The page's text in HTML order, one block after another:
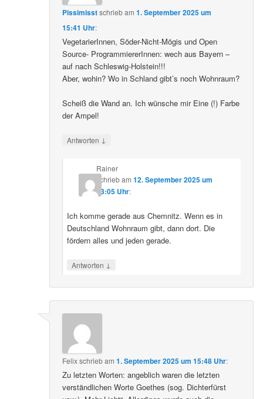
Pissimisstschriebam1. September 2025 um
15:41 Uhr:
VegetarierInnen, Söder-Nicht-Mögis und Open
Source- ProgrammiererInnen: wech aus Bayern –
auf nach Schleswig-Holstein!!!
Aber, wohin? Wo in Schland gibt’s noch Wohnraum?
Scheiß die Wand an. Ich wünsche mir Eine (!) Farbe
der Ampel!
Antworten ↓
Rainer
schriebam 12. September 2025 um
23:05 Uhr:
Ich komme gerade aus Chemnitz. Wenn es in
Deutschland Wohnraum gibt, dann dort. Die
fördern alles und jeden gerade.
Antworten ↓
Felixschriebam1. September 2025 um 15:48 Uhr:
Zu letzten Worten: angeblich waren die letzten
verständlichen Worte Goethes (sog. Dichterfürst